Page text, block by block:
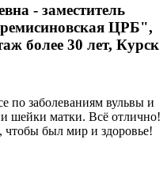
- заместитель
ЦРБ",
более 30 лет, Курск
по заболеваниям вульвы и
шейки матки. Всё отлично!
чтобы был мир и здоровье!